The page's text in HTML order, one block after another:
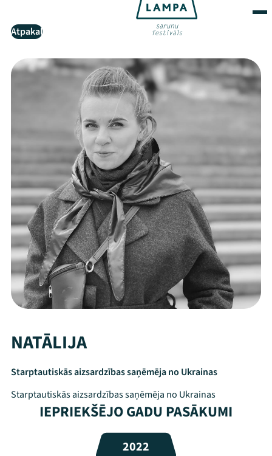
Mana programma
Atpakaļ
NATĀLIJA
Starptautiskās aizsardzības saņēmēja no Ukrainas
Starptautiskās aizsardzības saņēmēja no Ukrainas
IEPRIEKŠĒJO GADU PASĀKUMI
2022